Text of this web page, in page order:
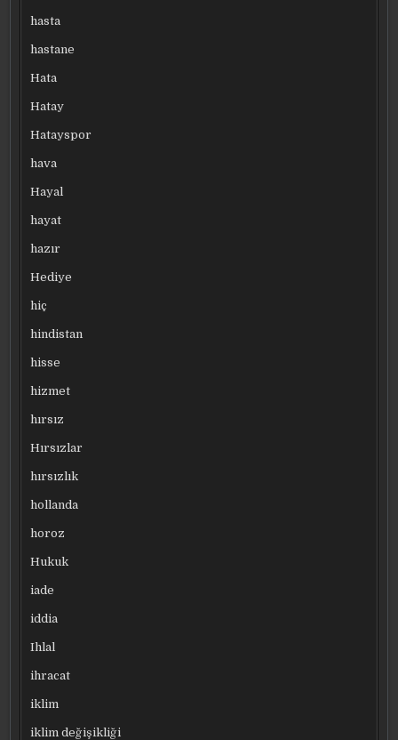
hasta
hastane
Hata
Hatay
Hatayspor
hava
Hayal
hayat
hazır
Hediye
hiç
hindistan
hisse
hizmet
hırsız
Hırsızlar
hırsızlık
hollanda
horoz
Hukuk
iade
iddia
Ihlal
ihracat
iklim
iklim değişikliği